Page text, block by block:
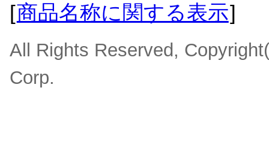
[商品名称に関する表示]
All Rights Reserved,
Corp.